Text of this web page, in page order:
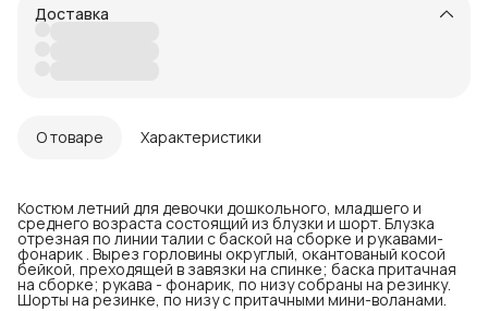
Доставка
О товаре Характеристики
Костюм летний для девочки дошкольного, младшего и
среднего возраста состоящий из блузки и шорт. Блузка
отрезная по линии талии с баской на сборке и рукавами-
фонарик . Вырез горловины округлый, окантованый косой
бейкой, преходящей в завязки на спинке; баска притачная
на сборке; рукава - фонарик, по низу собраны на резинку.
Шорты на резинке, по низу с притачными мини-воланами.